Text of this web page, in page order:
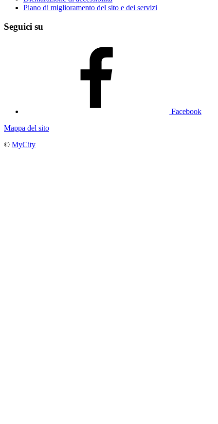
Piano di miglioramento del sito e dei servizi
Seguici su
Facebook
Mappa del sito
© MyCity